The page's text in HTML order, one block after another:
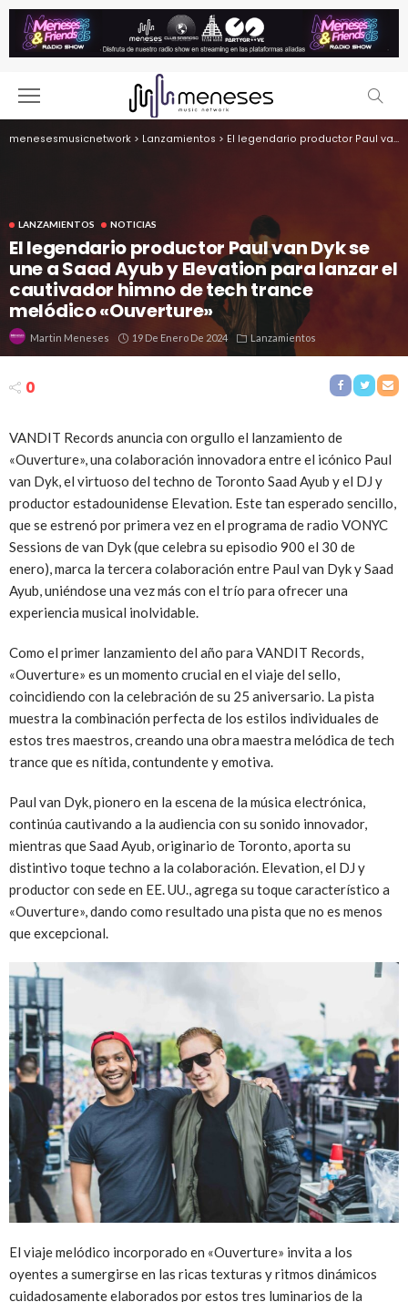
menesesmusicnetwork > Lanzamientos > El legendario productor Paul van Dyk se une a Saad Ayub y Elevation para lanzar el cautivador himno de tech trance melódico «Ouverture»
LANZAMIENTOS NOTICIAS
El legendario productor Paul van Dyk se
une a Saad Ayub y Elevation para lanzar el
cautivador himno de tech trance
melódico «Ouverture»
Martin Meneses 19 De Enero De 2024 Lanzamientos
0
VANDIT Records anuncia con orgullo el lanzamiento de
«Ouverture», una colaboración innovadora entre el icónico Paul
van Dyk, el virtuoso del techno de Toronto Saad Ayub y el DJ y
productor estadounidense Elevation. Este tan esperado sencillo,
que se estrenó por primera vez en el programa de radio VONYC
Sessions de van Dyk (que celebra su episodio 900 el 30 de
enero), marca la tercera colaboración entre Paul van Dyk y Saad
Ayub, uniéndose una vez más con el trío para ofrecer una
experiencia musical inolvidable.
Como el primer lanzamiento del año para VANDIT Records,
«Ouverture» es un momento crucial en el viaje del sello,
coincidiendo con la celebración de su 25 aniversario. La pista
muestra la combinación perfecta de los estilos individuales de
estos tres maestros, creando una obra maestra melódica de tech
trance que es nítida, contundente y emotiva.
Paul van Dyk, pionero en la escena de la música electrónica,
continúa cautivando a la audiencia con su sonido innovador,
mientras que Saad Ayub, originario de Toronto, aporta su
distintivo toque techno a la colaboración. Elevation, el DJ y
productor con sede en EE. UU., agrega su toque característico a
«Ouverture», dando como resultado una pista que no es menos
que excepcional.
El viaje melódico incorporado en «Ouverture» invita a los
oyentes a sumergirse en las ricas texturas y ritmos dinámicos
cuidadosamente elaborados por estos tres luminarios de la